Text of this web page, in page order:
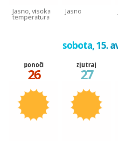
Jasno, visoka
temperatura
Jasno
sobota, 15.
ponoči
26
zjutraj
27